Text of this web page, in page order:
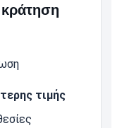
κράτηση
τιμής